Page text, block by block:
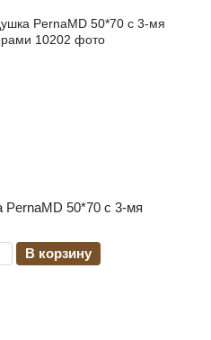
PernaMD 50*70 c 3-мя
В корзину